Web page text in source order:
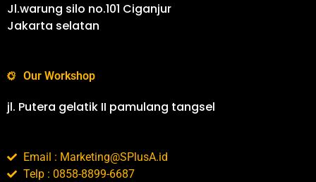
Jl.warung silo no.101 Ciganjur
Jakarta selatan
Our Workshop
jl. Putera gelatik II pamulang tangsel
Email : Marketing@SPlusA.id
Telp : 0858-8899-6687